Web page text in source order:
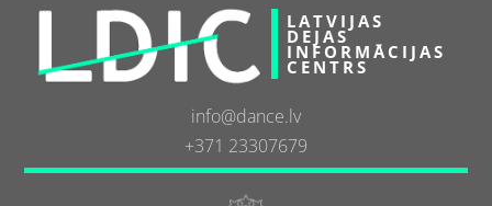
LATVIJAS
DEJAS
INFORMĀCIJAS
CENTRS
info@dance.lv
+371 23307679